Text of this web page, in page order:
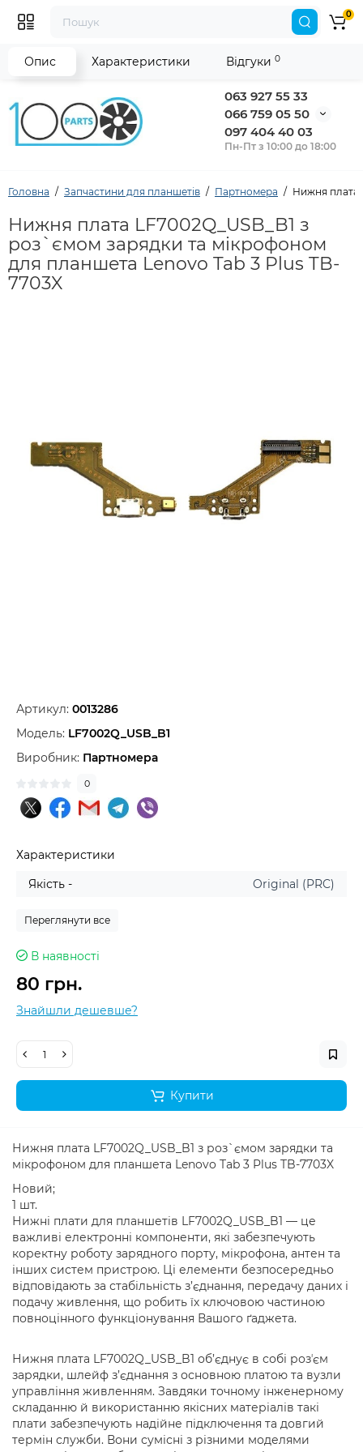
063 927 55 33
066 759 05 50
097 404 40 03
Пн-Пт з 10:00 до 18:00
0
Головна Запчастини для планшетів Партномера Нижня плата
Нижня плата LF7002Q_USB_B1 з
роз`ємом зарядки та мікрофоном
для планшета Lenovo Tab 3 Plus TB-
7703X
Артикул: 0013286
Модель: LF7002Q_USB_B1
Виробник: Партномера
0
Характеристики
Якість -
Original (PRC)
Переглянути все
В наявності
80 грн.
Знайшли дешевше?
Купити
Опис Характеристики Відгуки 0
Нижня плата LF7002Q_USB_B1 з роз`ємом зарядки та
мікрофоном для планшета Lenovo Tab 3 Plus TB-7703X
Новий;
1 шт.
Нижні плати для планшетів LF7002Q_USB_B1 — це
важливі електронні компоненти, які забезпечують
коректну роботу зарядного порту, мікрофона, антен та
інших систем пристрою. Ці елементи безпосередньо
відповідають за стабільність з’єднання, передачу даних і
подачу живлення, що робить їх ключовою частиною
повноцінного функціонування Вашого ґаджета.
Нижня плата LF7002Q_USB_B1 об’єднує в собі розʼєм
зарядки, шлейф з’єднання з основною платою та вузли
управління живленням. Завдяки точному інженерному
складанню й використанню якісних матеріалів такі
плати забезпечують надійне підключення та довгий
термін служби. Вони сумісні з різними моделями